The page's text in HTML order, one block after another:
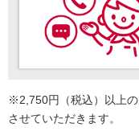
※2,750円（税込）以上
させていただきます。